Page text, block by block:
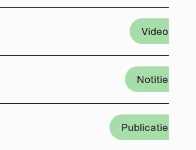
Video
Notitie
Publicatie